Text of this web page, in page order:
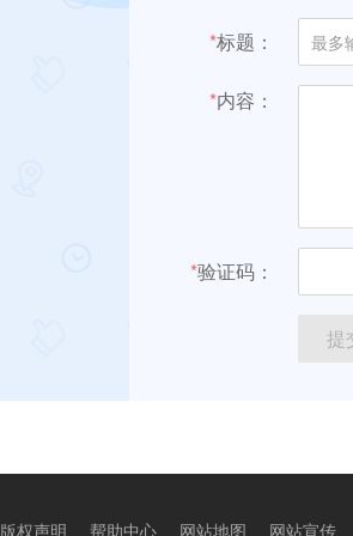
版权声明 帮助中心 网站地图 网站宣传